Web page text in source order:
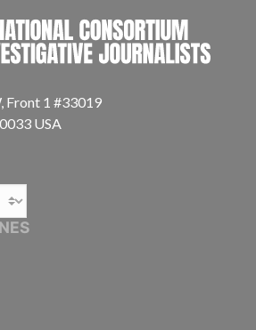
Front 1 #33019
USA